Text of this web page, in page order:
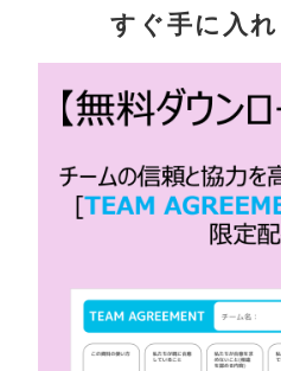
すぐ手に入